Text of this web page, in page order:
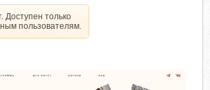
Доступен только
пользователям.